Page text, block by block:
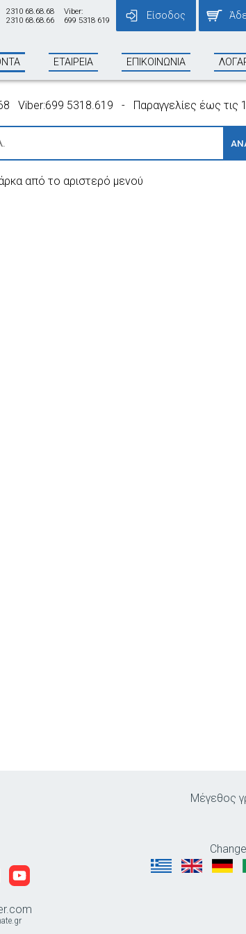
2310 68.68.68
2310 68.68.66
Viber:
699 5318 619
Είσοδος
ΕΤΑΙΡΕΙΑ ΕΠΙΚΟΙΝΩΝΙΑ
5318.619 - Παραγγελίες έως τις 13:00
από το αριστερό μενού
Μέγεθος